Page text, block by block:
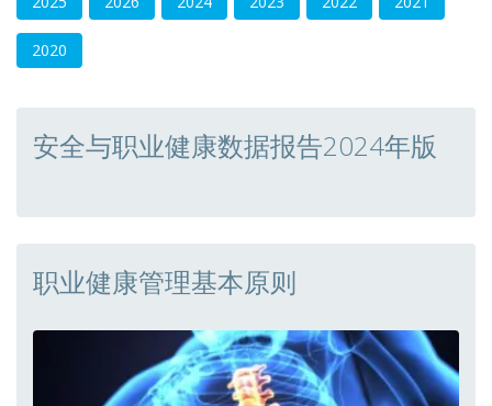
2020
安全与职业健康数据报告2024年版
职业健康管理基本原则